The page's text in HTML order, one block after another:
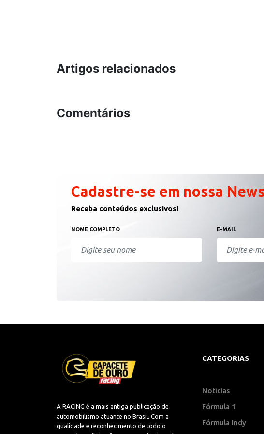
Artigos relacionados
Comentários
Cadastre-se em nossa
Receba conteúdos exclusivos!
NOME COMPLETO E-MAIL
A RACING é a mais antiga publicação de
automobilismo atuante no Brasil. Com a
qualidade e reconhecimento de todo o
CATEGORIAS
Notícias
Fórmula 1
Fórmula indy